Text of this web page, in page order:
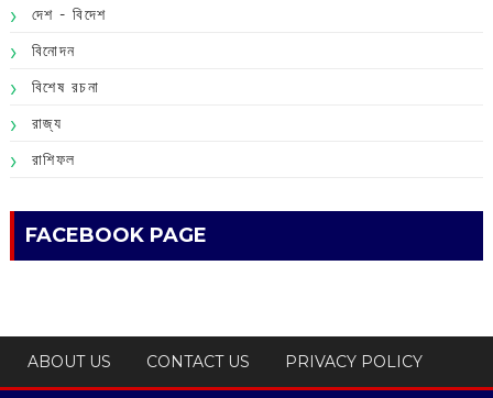
দেশ - বিদেশ
বিনোদন
বিশেষ রচনা
রাজ্য
রাশিফল
FACEBOOK PAGE
ABOUT US CONTACT US PRIVACY POLICY